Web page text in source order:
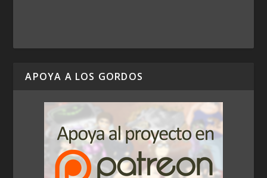
APOYA A LOS GORDOS